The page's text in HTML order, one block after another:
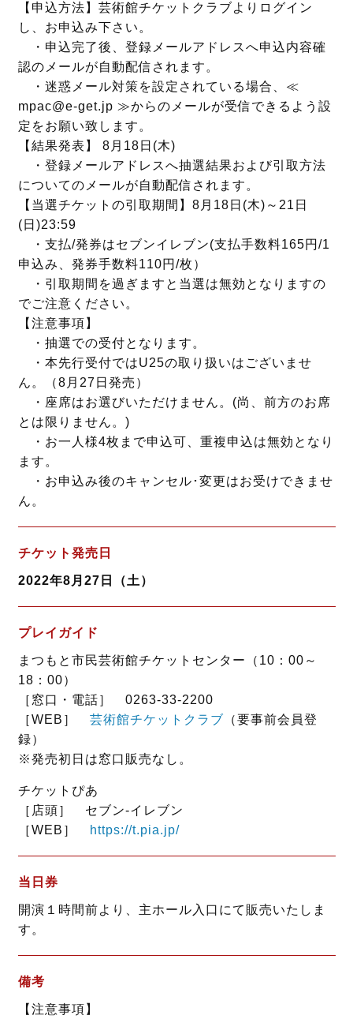
【申込方法】芸術館チケットクラブよりログイン
し、お申込み下さい。
・申込完了後、登録メールアドレスへ申込内容確
認のメールが自動配信されます。
・迷惑メール対策を設定されている場合、≪
mpac@e-get.jp ≫からのメールが受信できるよう設
定をお願い致します。
【結果発表】 8月18日(木)
・登録メールアドレスへ抽選結果および引取方法
についてのメールが自動配信されます。
【当選チケットの引取期間】8月18日(木)～21日
(日)23:59
・支払/発券はセブンイレブン(支払手数料165円/1
申込み、発券手数料110円/枚）
・引取期間を過ぎますと当選は無効となりますの
でご注意ください。
【注意事項】
・抽選での受付となります。
・本先行受付ではU25の取り扱いはございませ
ん。（8月27日発売）
・座席はお選びいただけません。(尚、前方のお席
とは限りません。)
・お一人様4枚まで申込可、重複申込は無効となり
ます。
・お申込み後のキャンセル･変更はお受けできませ
ん。
チケット発売日
2022年8月27日（土）
プレイガイド
まつもと市民芸術館チケットセンター（10：00～
18：00）
［窓口・電話］ 0263-33-2200
［WEB］ 芸術館チケットクラブ （要事前会員登
録）
※発売初日は窓口販売なし。
チケットぴあ
［店頭］ セブン‐イレブン
［WEB］
https://t.pia.jp/
当日券
開演１時間前より、主ホール入口にて販売いたしま
す。
備考
【注意事項】